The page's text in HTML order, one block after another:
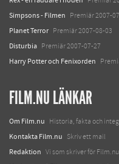
Simpsons - Filmen Premiär 2007-
Planet Terror Premiär 2007-08-03
Disturbia Premiär 2007-07-27
Harry Potter och Fenixorden
FILM.NU LÄNKAR
Om Film.nu Historia, fakta och
Kontakta Film.nu Skriv ett mail
Redaktion Vi som skriver för Film.nu